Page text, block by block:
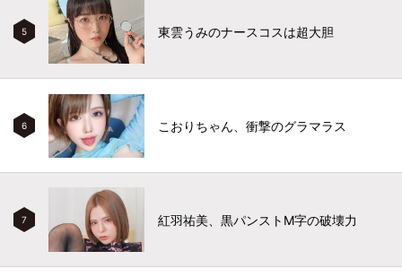
5 東雲うみのナースコスは超大胆
6 こおりちゃん、衝撃のグラマラス
7 紅羽祐美、黒パンストM字の破壊力